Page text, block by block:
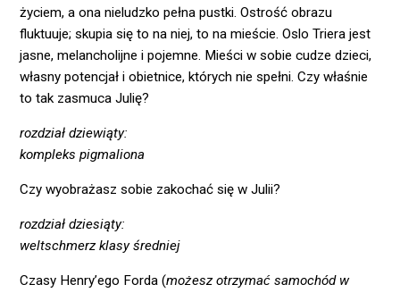
życiem, a ona nieludzko pełna pustki. Ostrość obrazu
fluktuuje; skupia się to na niej, to na mieście. Oslo Triera jest
jasne, melancholijne i pojemne. Mieści w sobie cudze dzieci,
własny potencjał i obietnice, których nie spełni. Czy właśnie
to tak zasmuca Julię?
rozdział dziewiąty:
kompleks pigmaliona
Czy wyobrażasz sobie zakochać się w Julii?
rozdział dziesiąty:
weltschmerz klasy średniej
Czasy Henry’ego Forda (możesz otrzymać samochód w